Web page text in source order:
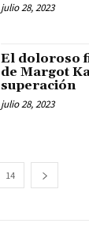
julio 28, 2023
El doloroso
de Margot
superación
julio 28, 2023
14